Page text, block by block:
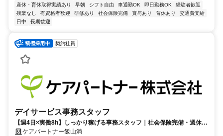
産休・育休取得実績あり
早朝 シフト自由 車通勤OK 即日勤務OK
経験者歓迎
残業なし
有資格者歓迎 研修あり 社会保険完備 賞与あり 育休あり
交通費支給
日中
長期歓迎
契約社員
デイサービス事務スタッフ
【週4日×実働8h】しっかり稼げる事務スタッフ｜社会保険完備・週休3
日◎飯山満駅 徒歩7分
ケアパートナー飯山満